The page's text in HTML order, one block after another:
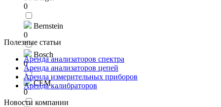
0
Bernstein
0
Bosch
0
CEM
0
Полезные статьи
Аренда анализаторов спектра
Аренда анализаторов цепей
Аренда измерительных приборов
Аренда калибраторов
Новости компании